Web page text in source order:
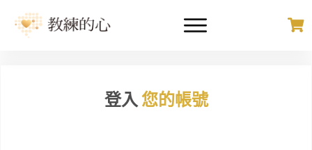
登入您的帳號